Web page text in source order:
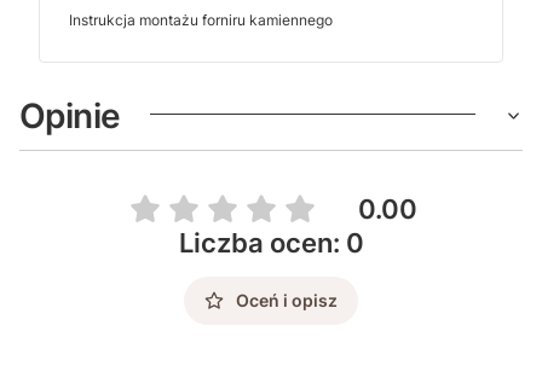
Instrukcja montażu forniru kamiennego
Opinie
0.00
Liczba ocen: 0
Oceń i opisz